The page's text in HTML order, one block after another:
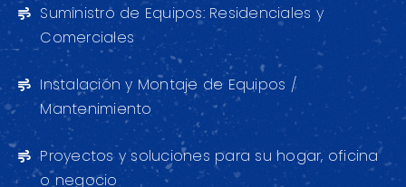
Suministro de Equipos: Residenciales y
Comerciales
Instalación y Montaje de Equipos /
Mantenimiento
Proyectos y soluciones para su hogar, oficina
o negocio